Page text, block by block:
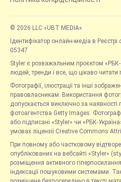
© 2026 LLC «UBT MEDIA»
Ідентифікатор онлайн-медіа в Реєстрі
05347
Styler є розважальним проєктом «РБК-
людей, тренди і все, що цікаво
Фотографії, ілюстрації та інші
правовласникам. Використання
допускається виключно за
фотоагентства Getty Images.
або підписані «Styler» чи «РБК-
умовах ліцензії Creative Commons
При повному або частковому
опублікованих на вебсайті «Styler»
розміщення активного
індексації пошуковими системами.